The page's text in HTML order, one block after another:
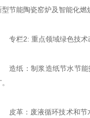
型节能陶瓷窑炉及智能化
专栏2: 重点领域绿色技术
造纸：制浆造纸节水节
皮革：废液循环技术和